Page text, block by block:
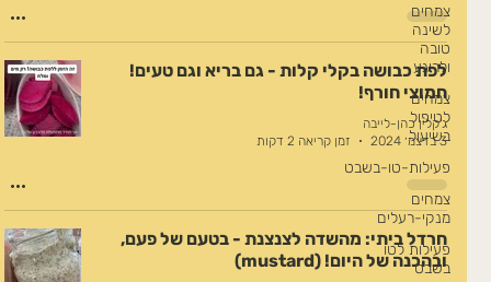
צמחים
לשינה
טובה
ולרוגע
צמחים
לטיפול
בשיעול
פעילות-טו-בשבט
צמחים
מנקי-רעלים
פעילות לטו
בשבט
לפת כבושה בקלי קלות - גם בריא וגם טעים!
חמוצי חורף!
ג'קלין כהן-לייבה
3 בדצמ׳ 2024
זמן קריאה 2 דקות
חרדל ביתי: מהשדה לצנצנת - בטעם של פעם,
ובהכנה של היום! (mustard)